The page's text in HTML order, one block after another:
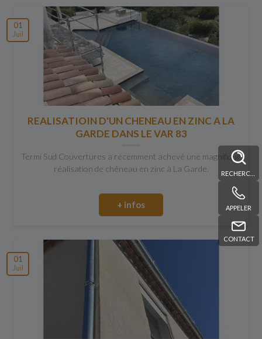
APPELER
CONTACT
01
Juil
REALISATIOIN D'UN CHENEAU EN ZINC A LA
GARDE DANS LE VAR 83
Termi Sud Couvertures a récemment achevé une magnifique
réalisation de chêneau en zinc à La Garde.
+ infos
01
Juil